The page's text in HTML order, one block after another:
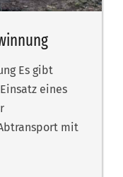
Es gibt
eines
mit